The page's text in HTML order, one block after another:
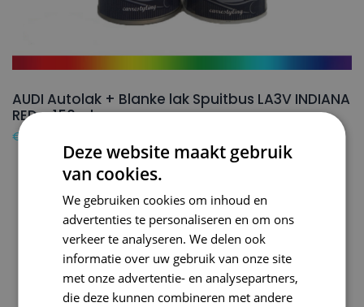
AUDI Autolak + Blanke lak Spuitbus LA3V INDIANA
RED – 150ml
€
Deze website maakt gebruik
van cookies.
We gebruiken cookies om inhoud en
advertenties te personaliseren en om ons
verkeer te analyseren. We delen ook
informatie over uw gebruik van onze site
met onze advertentie- en analysepartners,
die deze kunnen combineren met andere